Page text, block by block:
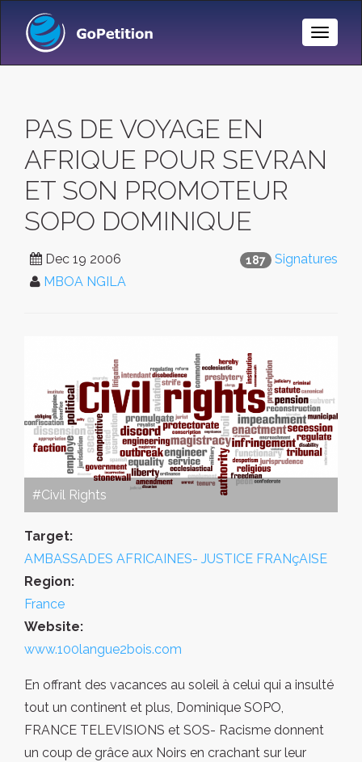
Toggle
PAS DE VOYAGE EN
AFRIQUE POUR SEVRAN
ET SON PROMOTEUR
SOPO DOMINIQUE
187 Signatures
Dec 19 2006
MBOA NGILA
#Civil Rights
Target:
AMBASSADES AFRICAINES- JUSTICE FRANçAISE
Region:
France
Website:
www.100langue2bois.com
En offrant des vacances au soleil à celui qui a insulté
tout un continent et plus, Dominique SOPO,
FRANCE TELEVISIONS et SOS- Racisme donnent
un coup de grâce aux Noirs en crachant sur leur